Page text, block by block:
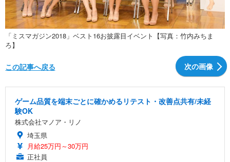
「ミスマガジン2018」ベスト16お披露目イベント【写真：竹内みちま
ろ】
次の画像
この記事へ戻る
ゲーム品質を端末ごとに確かめるリテスト・改善点共有/未経
験OK
株式会社マノア・リノ
埼玉県
月給25万円～30万円
正社員